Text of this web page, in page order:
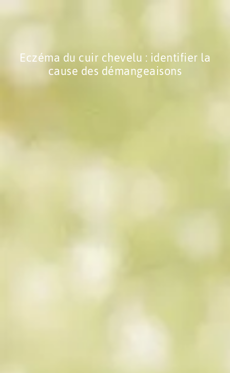
Eczéma du cuir chevelu : identifier la
cause des démangeaisons